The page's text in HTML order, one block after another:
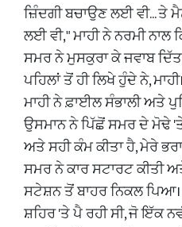
ਜ਼ਿੰਦਗੀ ਬਚਾਉਣ ਲਈ ਵੀ...
ਲਈ ਵੀ," ਮਾਹੀ ਨੇ ਨਰਮੀ ਨਾਲ
​ਸਮਰ ਨੇ ਮੁਸਕੁਰਾ ਕੇ ਜਵਾਬ
ਪਹਿਲਾਂ ਤੋਂ ਹੀ ਲਿਖੇ ਹੁੰਦੇ ਨੇ,
​ਮਾਹੀ ਨੇ ਫ਼ਾਈਲ ਸੰਭਾਲੀ ਅਤੇ
ਉਸਮਾਨ ਨੇ ਪਿੱਛੋਂ ਸਮਰ ਦੇ ਮੋਢੇ
ਅਤੇ ਸਹੀ ਕੰਮ ਕੀਤਾ ਹੈ, ਮੇਰੇ
​ਸਮਰ ਨੇ ਕਾਰ ਸਟਾਰਟ ਕੀਤੀ
ਸਟੇਸ਼ਨ ਤੋਂ ਬਾਹਰ ਨਿਕਲ
ਸ਼ਹਿਰ 'ਤੇ ਪੈ ਰਹੀ ਸੀ, ਜੋ ਇੱਕ